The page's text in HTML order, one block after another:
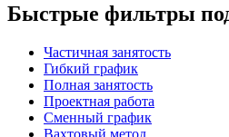
Быстрые фильтры
Частичная занятость
Гибкий график
Полная занятость
Проектная работа
Сменный график
Вахтовый метод